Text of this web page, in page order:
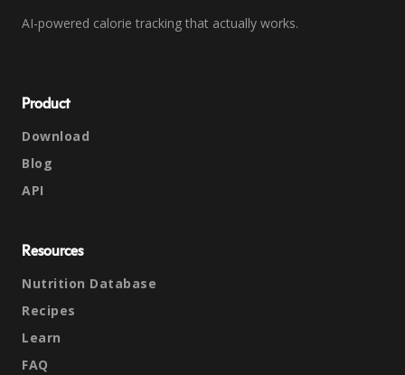
AI-powered calorie tracking that actually works.
Product
Download
Blog
API
Resources
Nutrition Database
Recipes
Learn
FAQ